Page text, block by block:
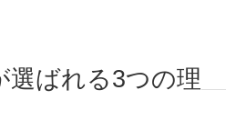
選ばれる3つの理